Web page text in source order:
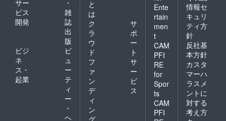
サー
ビス
開発
・
雑
誌
出
版
ビジ
ネ
ス・
起業
ビ
ュ
ー
テ
ィ
ー
・
ヘ
と
は
ク
ラ
ウ
ド
フ
ァ
ン
デ
ィ
ン
グ
サ
ポ
ー
ト
サ
ー
ビ
ス
Ente
rtain
men
t
CAM
PFI
RE
for
Spor
ts
CAM
PFI
情報セ
キュリ
ティ方
針
反社基
本方針
カスタ
マーハ
ラスメ
ントに
対する
考え方